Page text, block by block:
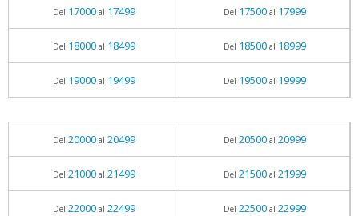
Del 17000al 17499 Del 17500al 17999
Del 18000al 18499 Del 18500al 18999
Del 19000al 19499 Del 19500al 19999
Del 20000al 20499 Del 20500al 20999
Del 21000al 21499 Del 21500al 21999
Del 22000al 22499 Del 22500al 22999